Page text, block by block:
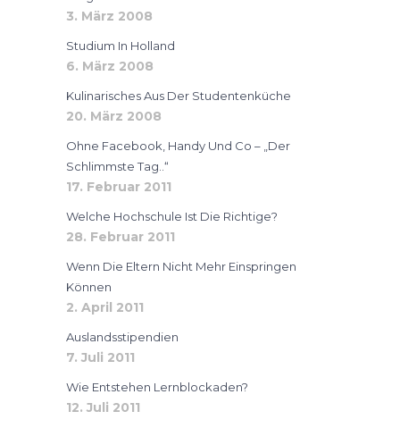
3. März 2008
Studium In Holland
6. März 2008
Kulinarisches Aus Der Studentenküche
20. März 2008
Ohne Facebook, Handy Und Co – „der
Schlimmste Tag..“
17. Februar 2011
Welche Hochschule Ist Die Richtige?
28. Februar 2011
Wenn Die Eltern Nicht Mehr Einspringen
Können
2. April 2011
Auslandsstipendien
7. Juli 2011
Wie Entstehen Lernblockaden?
12. Juli 2011